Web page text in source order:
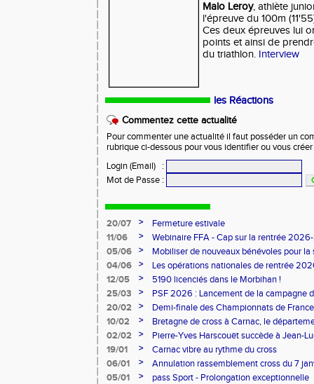
Malo Leroy, athlète
l'épreuve du 100m
Ces deux épreuves lui
points et ainsi de
du triathlon. Interview
les Réactions
Commentez cette actualité
Pour commenter une actualité il faut posséder un
rubrique ci-dessous pour vous identifier ou vous
Login (Email)
:
Mot de Passe :
20/07 >
Fermeture estivale
11/06
>
Webinaire FFA - Cap sur la rentrée
05/06
>
Mobiliser de nouveaux bénévoles pour
04/06
>
Les opérations nationales de rentrée
12/05
>
5190 licenciés dans le Morbihan !
25/03
>
PSF 2026 : Lancement de la campagne
20/02
>
Demi-finale des Championnats de
10/02
>
Bretagne de cross à Carnac, le
l'honneur
02/02 >
Pierre-Yves Harscouët succède à Jean-
comité du Morbihan
19/01 >
Carnac vibre au rythme du cross
06/01
>
Annulation rassemblement cross du 7
05/01
>
pass Sport - Prolongation exceptionnelle